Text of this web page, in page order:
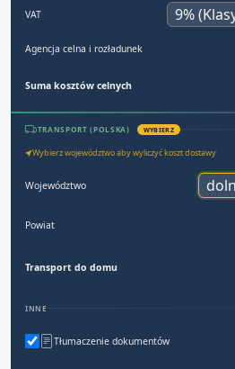
VAT
Agencja celna i rozładunek
Suma kosztów celnych
TRANSPORT (POLSKA) WYBIERZ
Wybierz województwo aby wyliczyć koszt dostawy
Województwo
Powiat
Transport do domu
INNE
Tłumaczenie dokumentów